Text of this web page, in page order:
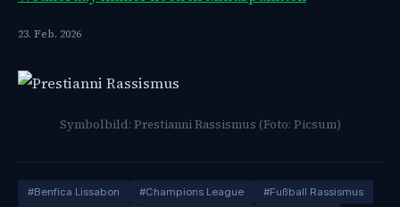
23. Feb. 2026
Symbolbild: Prestianni Rassismus (Foto: Picsum)
#Benfica Lissabon #Champions League
#Fußball Rassismus